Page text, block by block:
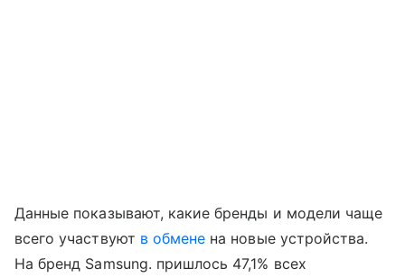
Данные показывают, какие бренды и модели чаще
всего участвуют в обмене на новые устройства.
На бренд Samsung. пришлось 47,1% всех